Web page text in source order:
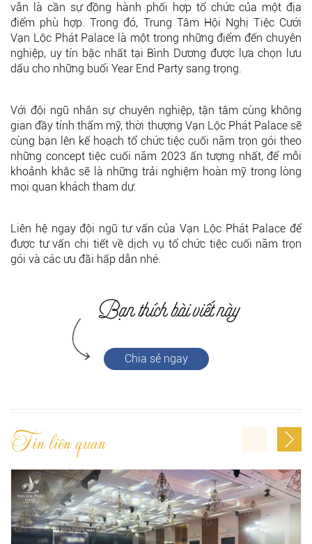
vẫn là cần sự đồng hành phối hợp tổ chức của một địa
điểm phù hợp. Trong đó, Trung Tâm Hội Nghị Tiệc Cưới
Vạn Lộc Phát Palace là một trong những điểm đến chuyên
nghiệp, uy tín bậc nhất tại Bình Dương được lựa chọn lưu
dấu cho những buổi Year End Party sang trọng.
Với đội ngũ nhân sự chuyên nghiệp, tận tâm cùng không
gian đầy tính thẩm mỹ, thời thượng Vạn Lộc Phát Palace sẽ
cùng bạn lên kế hoạch tổ chức tiệc cuối năm trọn gói theo
những concept tiệc cuối năm 2023 ấn tượng nhất, để mỗi
khoảnh khắc sẽ là những trải nghiệm hoàn mỹ trong lòng
mọi quan khách tham dự.
Liên hệ ngay đội ngũ tư vấn của Vạn Lộc Phát Palace để
được tư vấn chi tiết về dịch vụ tổ chức tiệc cuối năm trọn
gói và các ưu đãi hấp dẫn nhé.
Chia sẻ ngay
Tin liên quan